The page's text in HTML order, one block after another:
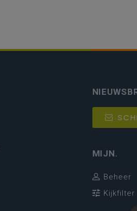
MIJN.
Beheer
Kijkfilter